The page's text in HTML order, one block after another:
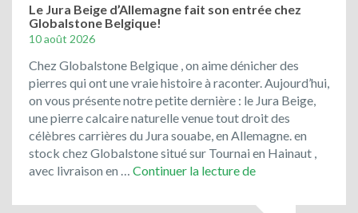
Le Jura Beige d’Allemagne fait son entrée chez
Globalstone Belgique!
10 août 2026
Chez Globalstone Belgique , on aime dénicher des
pierres qui ont une vraie histoire à raconter. Aujourd’hui,
on vous présente notre petite dernière : le Jura Beige,
une pierre calcaire naturelle venue tout droit des
célèbres carrières du Jura souabe, en Allemagne. en
stock chez Globalstone situé sur Tournai en Hainaut ,
avec livraison en … Continuer la lecture deLe
Beige